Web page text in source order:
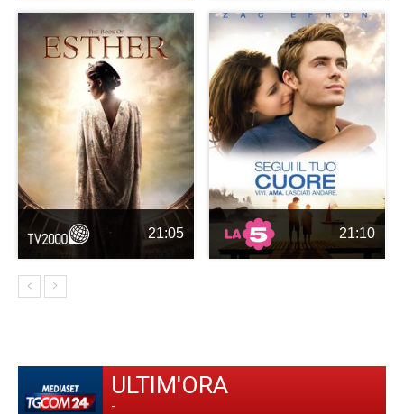
21:05 21:10
ULTIM'ORA
-